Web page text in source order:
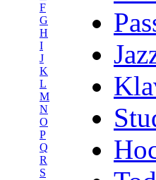
F
G
H
I
J
K
L
M
N
O
P
Q
R
S